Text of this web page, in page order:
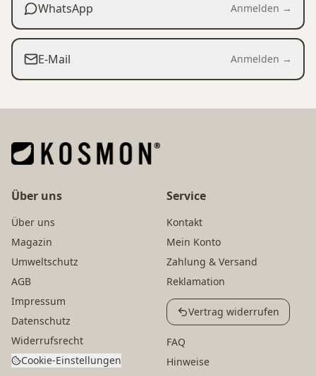
WhatsApp Anmelden →
E-Mail Anmelden →
Über uns
Über uns
Magazin
Umweltschutz
AGB
Impressum
Datenschutz
Widerrufsrecht
Cookie-Einstellungen
Service
Kontakt
Mein Konto
Zahlung & Versand
Reklamation
Vertrag widerrufen
FAQ
Hinweise